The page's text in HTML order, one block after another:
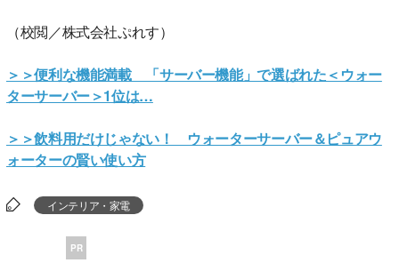
（校閲／株式会社ぷれす）
＞＞便利な機能満載 「サーバー機能」で選ばれた＜ウォー
ターサーバー＞1位は…
＞＞飲料用だけじゃない！ ウォーターサーバー＆ピュアウ
ォーターの賢い使い方
インテリア・家電
PR